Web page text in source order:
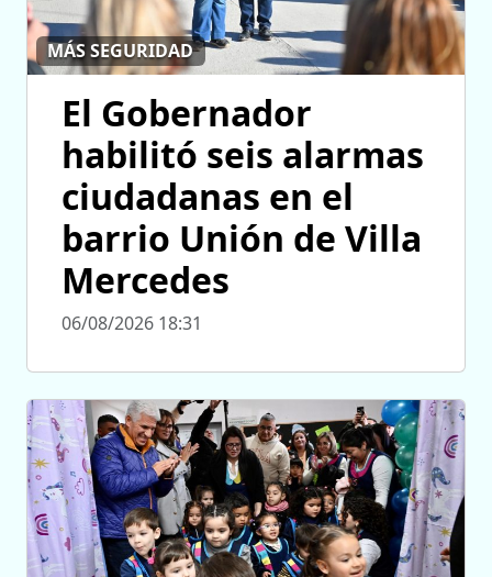
MÁS SEGURIDAD
El Gobernador
habilitó seis alarmas
ciudadanas en el
barrio Unión de Villa
Mercedes
06/08/2026 18:31